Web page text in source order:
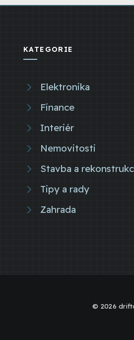
KATEGORIE
Elektronika
Finance
Interiér
Nemovitosti
Stavba a
Tipy a rady
Zahrada
© 2026